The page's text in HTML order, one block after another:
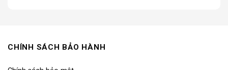
CHÍNH SÁCH BẢO HÀNH